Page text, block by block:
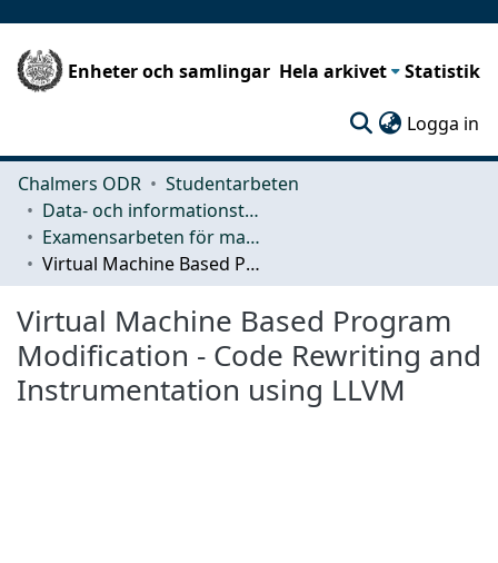
Enheter och samlingar Hela arkivet Statistik
Logga in
Chalmers ODR
Studentarbeten
Data- och informationsteknik (CSE)
Examensarbeten för masterexamen
Virtual Machine Based Program Modification - Code Rewriting and Instrumentation using LLVM
Virtual Machine Based Program
Modification - Code Rewriting and
Instrumentation using LLVM